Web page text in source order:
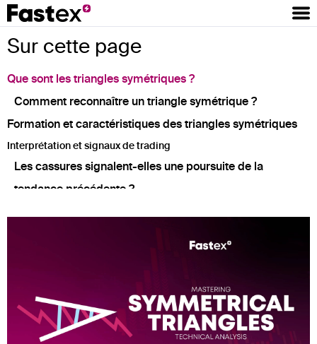
Sur cette page
Que sont les triangles symétriques ?
Comment reconnaître un triangle symétrique ?
Formation et caractéristiques des triangles symétriques
Interprétation et signaux de trading
Les cassures signalent-elles une poursuite de la
tendance précédente ?
¿Qué son las Falsas Rupturas y por qué ocurren?
Atributos adicionales de los Triángulos Simétricos
Que sont les fausses poussées et pourquoi se produisent-elles ?